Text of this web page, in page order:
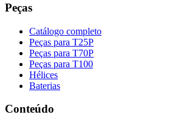
Peças
Catálogo completo
Peças para T25P
Peças para T70P
Peças para T100
Hélices
Baterias
Conteúdo